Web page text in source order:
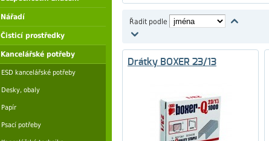
Řadit podle
Drátky BOXER 23/13
Nářadí
Čisticí prostředky
Kancelářské potřeby
ESD kancelářské potřeby
Desky, obaly
Papír
Psací potřeby